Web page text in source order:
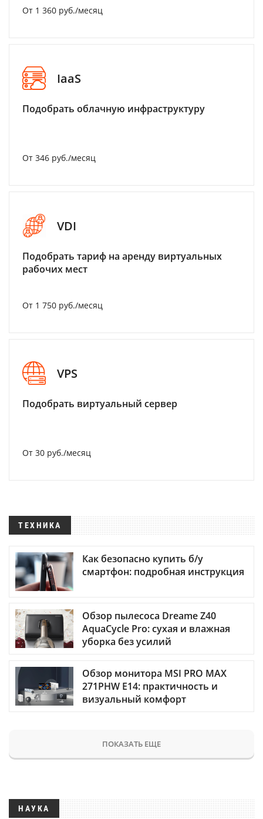
От 1 360 руб./месяц
IaaS
Подобрать облачную инфраструктуру
От 346 руб./месяц
VDI
Подобрать тариф на аренду виртуальных
рабочих мест
От 1 750 руб./месяц
VPS
Подобрать виртуальный сервер
От 30 руб./месяц
ТЕХНИКА
Как безопасно купить б/у
смартфон: подробная инструкция
Обзор пылесоса Dreame Z40
AquaCycle Pro: сухая и влажная
уборка без усилий
Обзор монитора MSI PRO MAX
271PHW E14: практичность и
визуальный комфорт
ПОКАЗАТЬ ЕЩЕ
НАУКА